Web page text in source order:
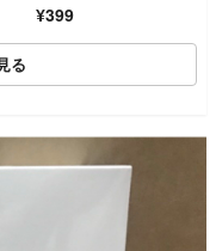
¥399
る